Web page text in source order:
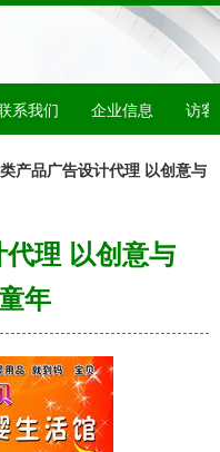
系我们 企业信息 访客
产品广告设计代理 以创意与
代理 以创意与
年